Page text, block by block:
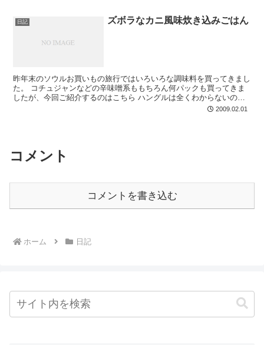
日記 ズボラなカニ風味炊き込みごはん
昨年末のソウルお買いもの旅行ではいろいろな調味料を買ってきまし
た。 コチュジャンなどの辛味噌系ももちろん何パックも買ってきま
したが、今回ご紹介するのはこちら ハングルは全くわからないので
すが、これはおそらくダシの素のような調味料でしょう。...2009.02.01
コメント
コメントを書き込む
ホーム 日記